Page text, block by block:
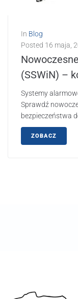
In Blog
Posted 16 maja,
(SSWiN) –
Systemy
Sprawdź
bezpieczeństwa
ZOBACZ